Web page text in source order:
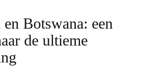
Botswana: een
de ultieme